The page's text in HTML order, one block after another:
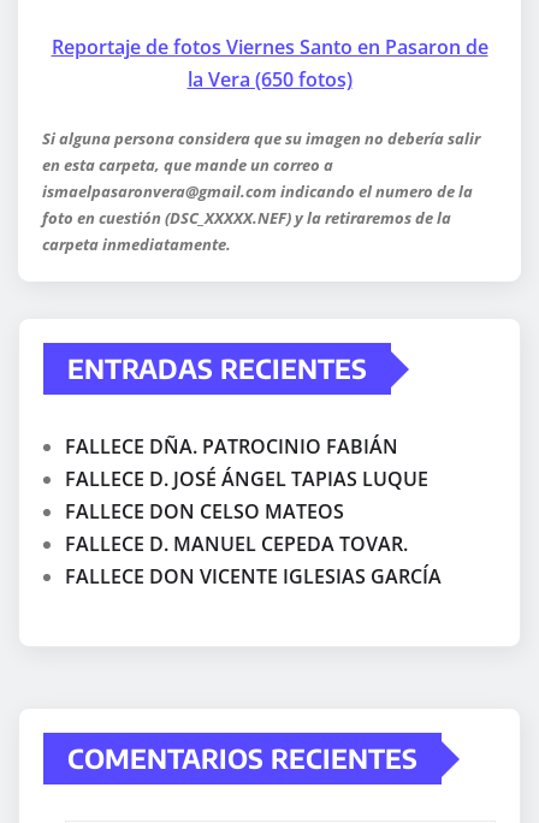
Reportaje de fotos Viernes Santo en Pasaron de
la Vera (650 fotos)
Si alguna persona considera que su imagen no debería salir
en esta carpeta, que mande un correo a
ismaelpasaronvera@gmail.com indicando el numero de la
foto en cuestión (DSC_XXXXX.NEF) y la retiraremos de la
carpeta inmediatamente.
ENTRADAS RECIENTES
FALLECE DÑA. PATROCINIO FABIÁN
FALLECE D. JOSÉ ÁNGEL TAPIAS LUQUE
FALLECE DON CELSO MATEOS
FALLECE D. MANUEL CEPEDA TOVAR.
FALLECE DON VICENTE IGLESIAS GARCÍA
COMENTARIOS RECIENTES